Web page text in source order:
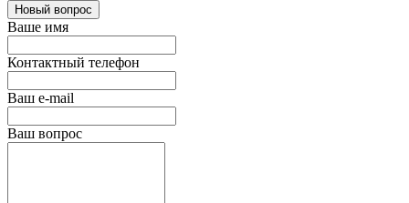
Новый вопрос
Ваше имя
Контактный телефон
Ваш e-mail
Ваш вопрос